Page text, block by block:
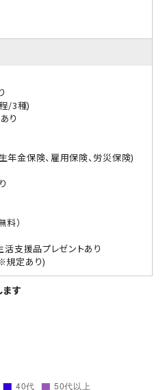
/3種)
り
年金保険、雇用保険、労災保険)
料）
支援品プレゼントあり
規定あり)
す